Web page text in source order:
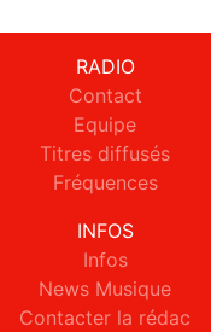
RADIO
Contact
Equipe
Titres diffusés
Fréquences
INFOS
Infos
News Musique
Contacter la rédac